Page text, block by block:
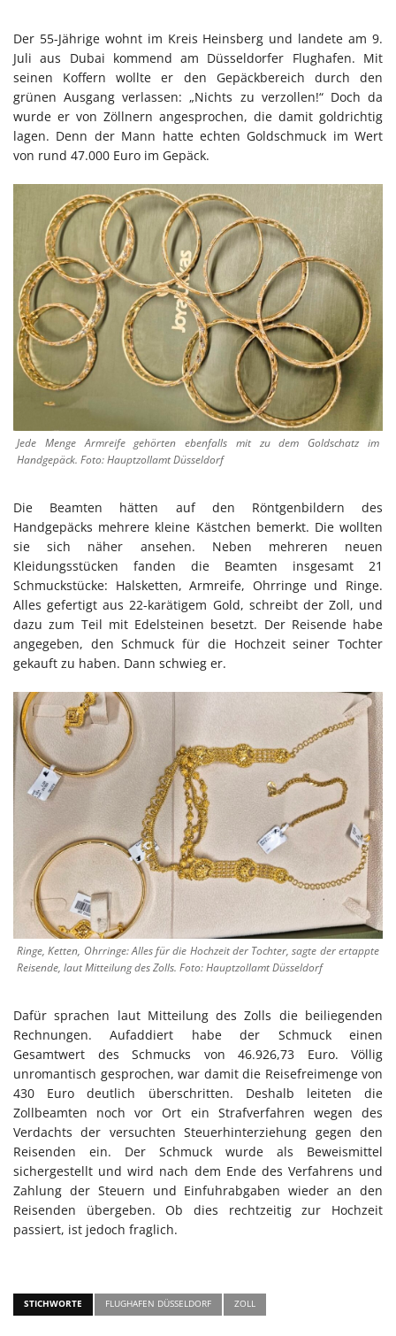
Der 55-Jährige wohnt im Kreis Heinsberg und landete am 9.
Juli aus Dubai kommend am Düsseldorfer Flughafen. Mit
seinen Koffern wollte er den Gepäckbereich durch den
grünen Ausgang verlassen: „Nichts zu verzollen!“ Doch da
wurde er von Zöllnern angesprochen, die damit goldrichtig
lagen. Denn der Mann hatte echten Goldschmuck im Wert
von rund 47.000 Euro im Gepäck.
Jede Menge Armreife gehörten ebenfalls mit zu dem Goldschatz im
Handgepäck. Foto: Hauptzollamt Düsseldorf
Die Beamten hätten auf den Röntgenbildern des
Handgepäcks mehrere kleine Kästchen bemerkt. Die wollten
sie sich näher ansehen. Neben mehreren neuen
Kleidungsstücken fanden die Beamten insgesamt 21
Schmuckstücke: Halsketten, Armreife, Ohrringe und Ringe.
Alles gefertigt aus 22-karätigem Gold, schreibt der Zoll, und
dazu zum Teil mit Edelsteinen besetzt. Der Reisende habe
angegeben, den Schmuck für die Hochzeit seiner Tochter
gekauft zu haben. Dann schwieg er.
Ringe, Ketten, Ohrringe: Alles für die Hochzeit der Tochter, sagte der ertappte
Reisende, laut Mitteilung des Zolls. Foto: Hauptzollamt Düsseldorf
Dafür sprachen laut Mitteilung des Zolls die beiliegenden
Rechnungen. Aufaddiert habe der Schmuck einen
Gesamtwert des Schmucks von 46.926,73 Euro. Völlig
unromantisch gesprochen, war damit die Reisefreimenge von
430 Euro deutlich überschritten. Deshalb leiteten die
Zollbeamten noch vor Ort ein Strafverfahren wegen des
Verdachts der versuchten Steuerhinterziehung gegen den
Reisenden ein. Der Schmuck wurde als Beweismittel
sichergestellt und wird nach dem Ende des Verfahrens und
Zahlung der Steuern und Einfuhrabgaben wieder an den
Reisenden übergeben. Ob dies rechtzeitig zur Hochzeit
passiert, ist jedoch fraglich.
STICHWORTE FLUGHAFEN DÜSSELDORF ZOLL